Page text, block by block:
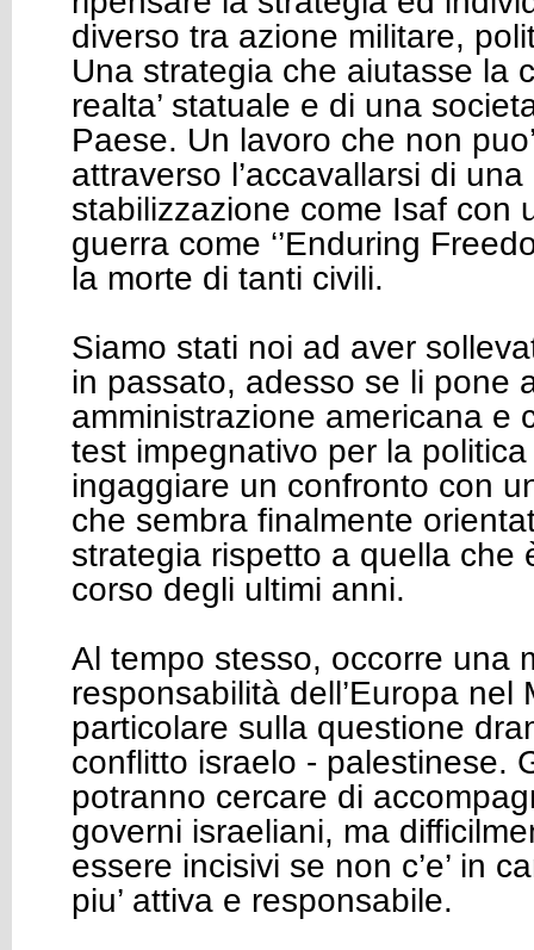
diverso tra azione militare,
Una strategia che aiutasse la
realta’ statuale e di una
Paese. Un lavoro che non
attraverso l’accavallarsi di
stabilizzazione come Isaf con
guerra come ‘’Enduring
la morte di tanti civili.
Siamo stati noi ad aver
in passato, adesso se li pone
amministrazione americana e
test impegnativo per la
ingaggiare un confronto con
che sembra finalmente
strategia rispetto a quella che
corso degli ultimi anni.
Al tempo stesso, occorre una
responsabilità dell’Europa nel
particolare sulla questione
conflitto israelo - palestinese.
potranno cercare di
governi israeliani, ma
essere incisivi se non c’e’ in
piu’ attiva e responsabile.